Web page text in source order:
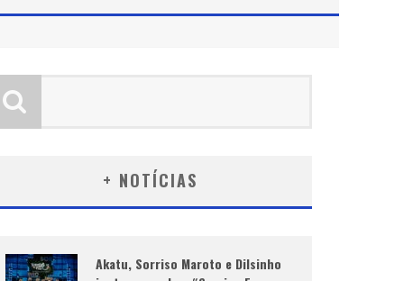
+ NOTÍCIAS
Akatu, Sorriso Maroto e Dilsinho